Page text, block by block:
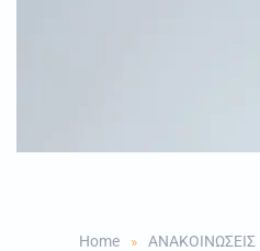
Home ΑΝΑΚΟΙΝΩΣΕΙΣ